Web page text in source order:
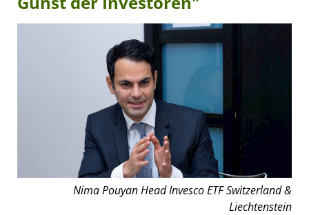
Nima Pouyan Head Invesco ETF Switzerland &
Liechtenstein